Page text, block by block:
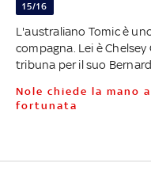
15/16
L'australiano Tomic è
compagna. Lei è
tribuna per il suo
Nole chiede la mano a Jelena: bella, benedetta e
fortunata